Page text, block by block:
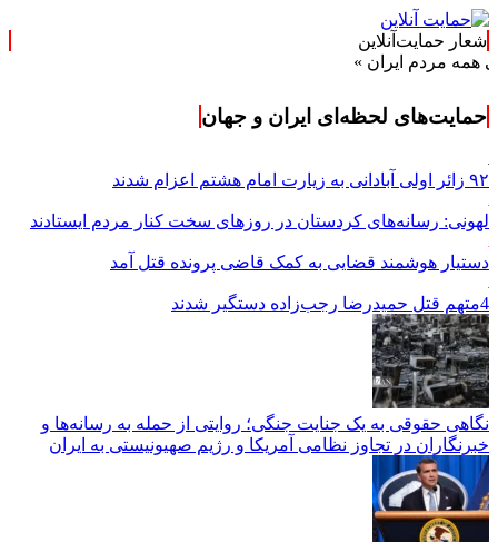
شعار حمایت‌آنلاین
ایران »
حمایت‌های لحظه‌ای ایران و جهان
۹۲ زائر اولی آبادانی به زیارت امام هشتم اعزام شدند
لهونی: رسانه‌های کردستان در روزهای سخت کنار مردم ایستادند
دستیار هوشمند قضایی به کمک قاضی پرونده قتل آمد
4متهم قتل حمیدرضا رجب‌زاده دستگیر شدند
نگاهی حقوقی به یک جنایت جنگی؛ روایتی از حمله به رسانه‌ها و
خبرنگاران در تجاوز نظامی آمریکا و رژیم صهیونیستی به ایران